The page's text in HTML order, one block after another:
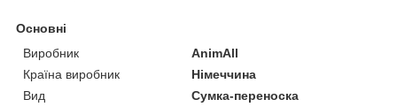
Основні
Виробник
AnimAll
Країна виробник
Німеччина
Вид
Сумка-переноска